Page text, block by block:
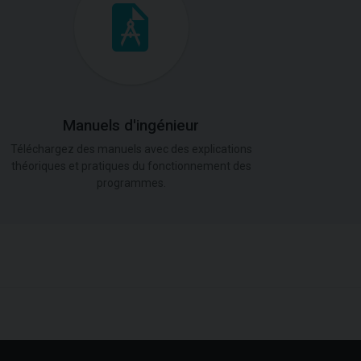
Manuels d'ingénieur